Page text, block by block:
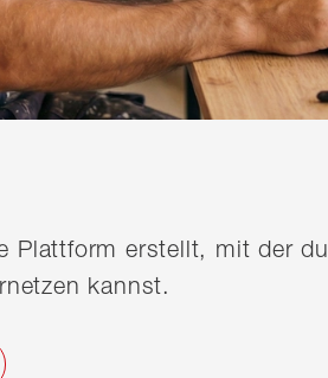
Plattform erstellt, mit der
kannst.